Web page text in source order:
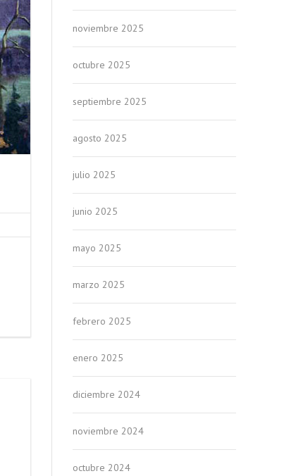
noviembre 2025
octubre 2025
septiembre 2025
agosto 2025
julio 2025
junio 2025
mayo 2025
marzo 2025
febrero 2025
enero 2025
diciembre 2024
noviembre 2024
octubre 2024